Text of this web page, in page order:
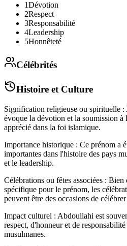
1Dévotion
2Respect
3Responsabilité
4Leadership
5Honnêteté
Célébrités
Histoire et Culture
Signification religieuse ou spirituelle
évoque la dévotion et la soumission
apprécié dans la foi islamique.
Importance historique : Ce prénom a
importantes dans l'histoire des pays
et le leadership.
Célébrations ou fêtes associées :
spécifique pour le prénom, les
peuvent être des occasions de
Impact culturel : Abdoullahi est
respect, d'honneur et de
musulmanes.